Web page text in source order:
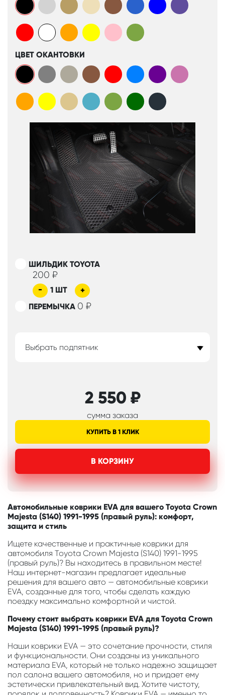
ЦВЕТ ОКАНТОВКИ
ШИЛЬДИК TOYOTA
200 ₽
- 1 ШТ
+
ПЕРЕМЫЧКА 0 ₽
Выбрать подпятник
2 550 ₽
сумма заказа
КУПИТЬ В 1 КЛИК
В КОРЗИНУ
Автомобильные коврики EVA для вашего Toyota Crown
Majesta (S140) 1991-1995 (правый руль): комфорт,
защита и стиль
Ищете качественные и практичные коврики для
автомобиля Toyota Crown Majesta (S140) 1991-1995
(правый руль)? Вы находитесь в правильном месте!
Наш интернет-магазин предлагает идеальные
решения для вашего авто — автомобильные коврики
EVA, созданные для того, чтобы сделать каждую
поездку максимально комфортной и чистой.
Почему стоит выбрать коврики EVA для Toyota Crown
Majesta (S140) 1991-1995 (правый руль)?
Наши коврики EVA — это сочетание прочности, стиля
и функциональности. Они созданы из уникального
материала EVA, который не только надежно защищает
пол салона вашего автомобиля, но и придает ему
эстетически привлекательный вид. Хотите чистоту,